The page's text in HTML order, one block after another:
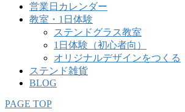
営業日カレンダー
教室・1日体験
ステンドグラス教室
1日体験（初心者向）
オリジナルデザインをつくる
ステンド雑貨
BLOG
PAGE TOP